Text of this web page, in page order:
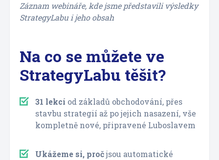
Záznam webináře, kde jsme představili výsledky
StrategyLabu i jeho obsah
Na co se můžete ve
StrategyLabu těšit?
31 lekcí od základů obchodování, přes
stavbu strategií až po jejich nasazení, vše
kompletně nové, připravené Luboslavem
Ukážeme si, pročjsou automatické